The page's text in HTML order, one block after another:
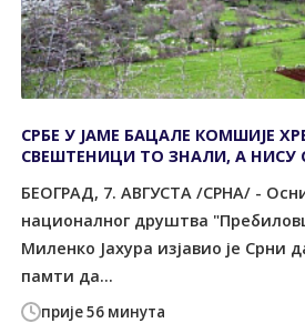
прије 56 минута
СРБЕ У ЈАМЕ БАЦАЛЕ КОМШИЈЕ
СВЕШТЕНИЦИ ТО ЗНАЛИ, А НИСУ
БЕОГРАД, 7. АВГУСТА /СРНА/ -
националног друштва
Миленко Јахура изјавио је Срни
памти да...